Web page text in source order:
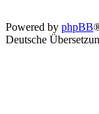
Powered by phpBB
Deutsche